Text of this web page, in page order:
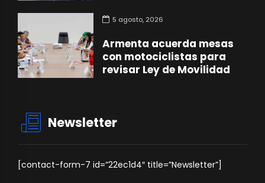
5 agosto, 2026
Armenta acuerda mesas
con motociclistas para
revisar Ley de Movilidad
Newsletter
[contact-form-7 id=”22ec1d4″ title=”Newsletter”]